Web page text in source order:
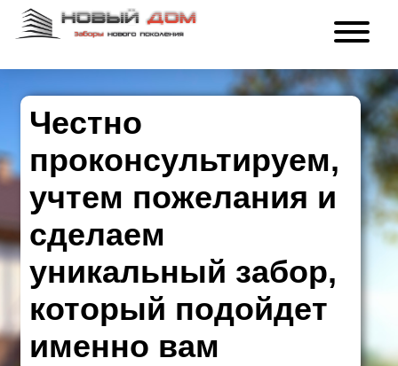
Честно
проконсультируем,
учтем пожелания и
сделаем
уникальный забор,
который подойдет
именно вам